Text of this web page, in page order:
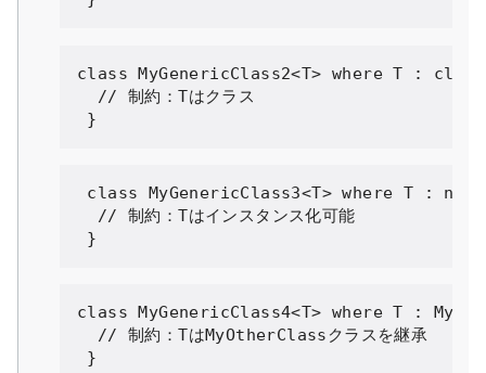
class MyGenericClass2<T> where T :
class
// 制約：Tはクラス
class MyGenericClass3<T> where T : new
// 制約：Tはインスタンス化可能
}
class MyGenericClass4<T> where T :
// 制約：TはMyOtherClassクラスを継承
}